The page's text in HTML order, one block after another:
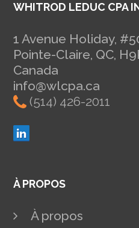
WHITROD LEDUC CPA
1 Avenue Holiday,
Pointe-Claire, QC,
Canada
info@wlcpa.ca
(514) 426-2011
À PROPOS
À propos